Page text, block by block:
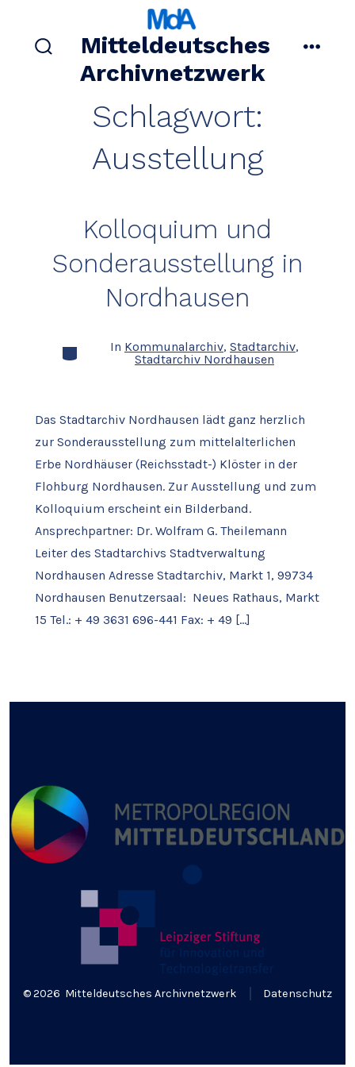
springen
ein-/ausblenden
Mitteldeutsches
Archivnetzwerk
Schlagwort:
Ausstellung
Kolloquium und
Sonderausstellung in
Nordhausen
Kategorien
In Kommunalarchiv, Stadtarchiv,
Stadtarchiv Nordhausen
Das Stadtarchiv Nordhausen lädt ganz herzlich
zur Sonderausstellung zum mittelalterlichen
Erbe Nordhäuser (Reichsstadt-) Klöster in der
Flohburg Nordhausen. Zur Ausstellung und zum
Kolloquium erscheint ein Bilderband.
Ansprechpartner: Dr. Wolfram G. Theilemann
Leiter des Stadtarchivs Stadtverwaltung
Nordhausen Adresse Stadtarchiv, Markt 1, 99734
Nordhausen Benutzersaal: Neues Rathaus, Markt
15 Tel.: + 49 3631 696-441 Fax: + 49 […]
© 2026 Mitteldeutsches Archivnetzwerk Datenschutz